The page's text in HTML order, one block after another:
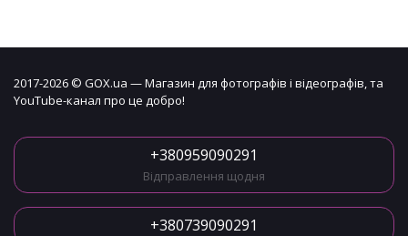
2017-2026 © GOX.ua — Магазин для фотографів і відеографів, та
YouTube-канал про це добро!
+380959090291
Відправлення щодня
+380739090291